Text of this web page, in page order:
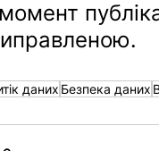
даних Безпека даних